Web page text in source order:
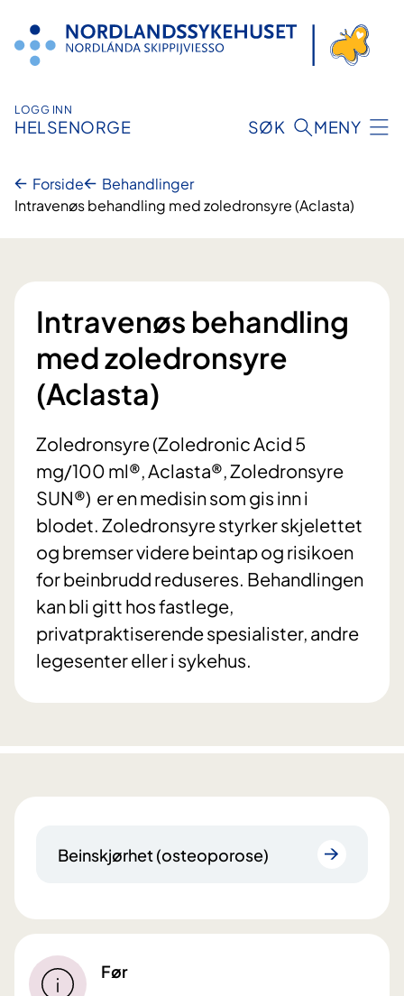
innhold
LOGG INN
HELSENORGE SØK MENY
Forside
Behandlinger
Intravenøs behandling med zoledronsyre (Aclasta)
Intravenøs behandling
med zoledronsyre
(Aclasta)
Zoledronsyre (Zoledronic Acid 5
mg/100 ml®, Aclasta®, Zoledronsyre
SUN®) er en medisin som gis inn i
blodet. Zoledronsyre styrker skjelettet
og bremser videre beintap og risikoen
for beinbrudd reduseres. Behandlingen
kan bli gitt hos fastlege,
privatpraktiserende spesialister, andre
legesenter eller i sykehus.
Beinskjørhet (osteoporose)
Før